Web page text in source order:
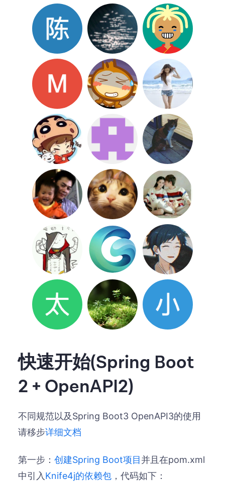
快速开始(Spring Boot
2 + OpenAPI2)
不同规范以及Spring Boot3 OpenAPI3的使用
请移步详细文档
第一步： 创建Spring Boot项目并且在pom.xml
中引入 Knife4j的依赖包 ，代码如下：